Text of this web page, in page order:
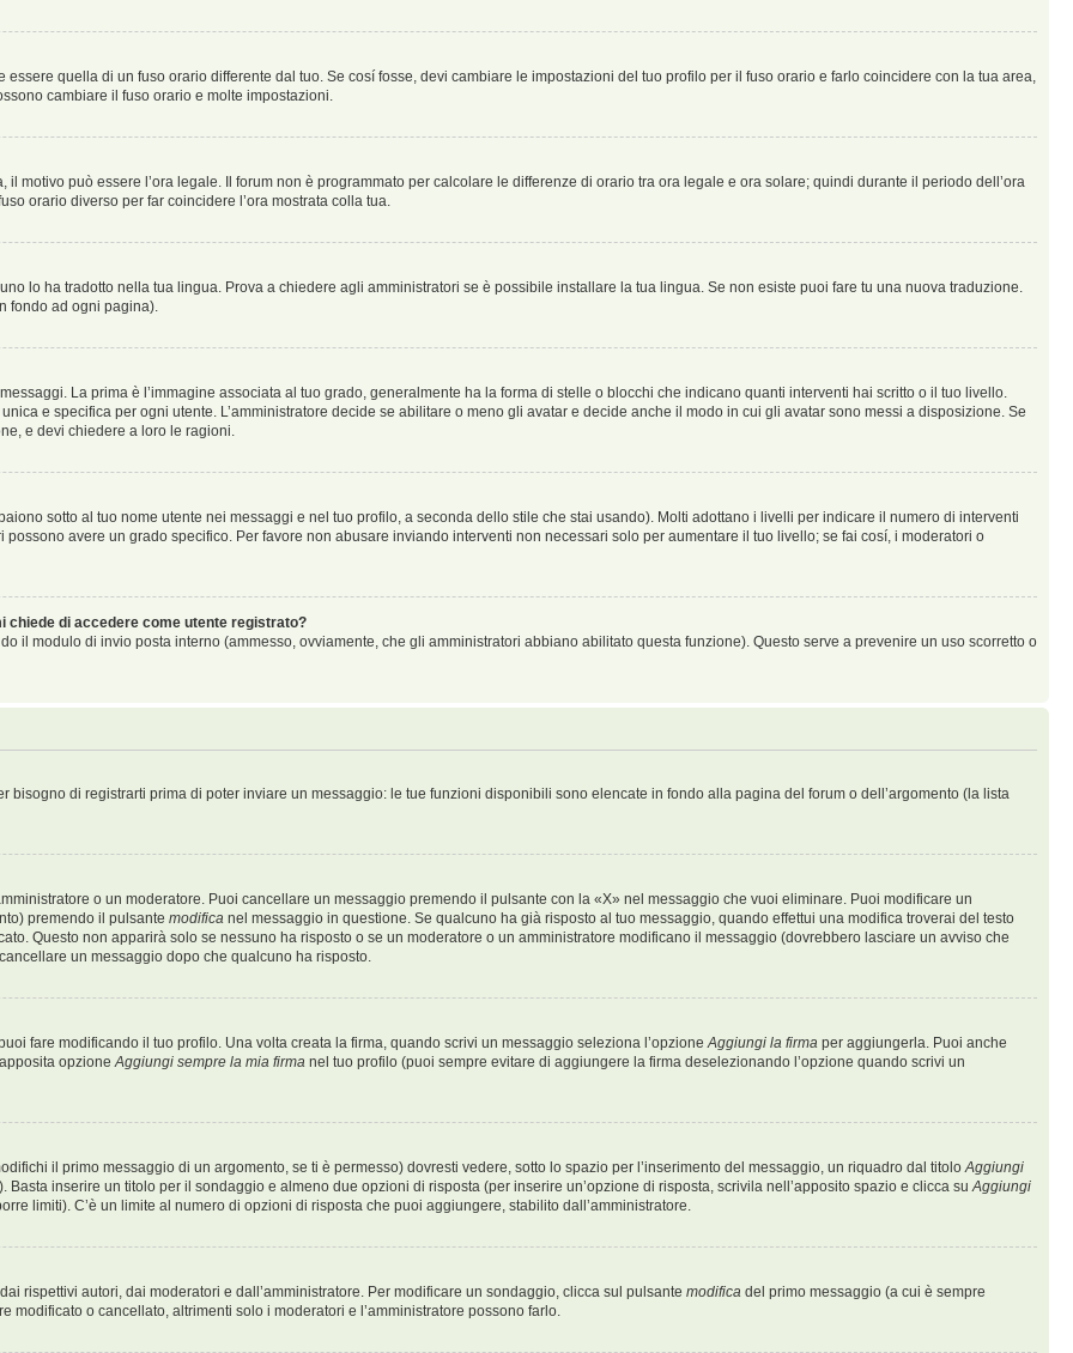
quella di un fuso orario differente dal tuo. Se cosí fosse, devi cambiare le impostazioni del tuo profilo per il fuso orario e farlo coincidere con la tua area,
cambiare il fuso orario e molte impostazioni.
motivo può essere l’ora legale. Il forum non è programmato per calcolare le differenze di orario tra ora legale e ora solare; quindi durante il periodo dell’ora
orario diverso per far coincidere l’ora mostrata colla tua.
lo ha tradotto nella tua lingua. Prova a chiedere agli amministratori se è possibile installare la tua lingua. Se non esiste puoi fare tu una nuova traduzione.
fondo ad ogni pagina).
La prima è l’immagine associata al tuo grado, generalmente ha la forma di stelle o blocchi che indicano quanti interventi hai scritto o il tuo livello.
e specifica per ogni utente. L’amministratore decide se abilitare o meno gli avatar e decide anche il modo in cui gli avatar sono messi a disposizione. Se
e devi chiedere a loro le ragioni.
sotto al tuo nome utente nei messaggi e nel tuo profilo, a seconda dello stile che stai usando). Molti adottano i livelli per indicare il numero di interventi
avere un grado specifico. Per favore non abusare inviando interventi non necessari solo per aumentare il tuo livello; se fai cosí, i moderatori o
chiede di accedere come utente registrato?
il modulo di invio posta interno (ammesso, ovviamente, che gli amministratori abbiano abilitato questa funzione). Questo serve a prevenire un uso scorretto o
di registrarti prima di poter inviare un messaggio: le tue funzioni disponibili sono elencate in fondo alla pagina del forum o dell’argomento (la lista
o un moderatore. Puoi cancellare un messaggio premendo il pulsante con la «X» nel messaggio che vuoi eliminare. Puoi modificare un
premendo il pulsante modifica nel messaggio in questione. Se qualcuno ha già risposto al tuo messaggio, quando effettui una modifica troverai del testo
Questo non apparirà solo se nessuno ha risposto o se un moderatore o un amministratore modificano il messaggio (dovrebbero lasciare un avviso che
un messaggio dopo che qualcuno ha risposto.
fare modificando il tuo profilo. Una volta creata la firma, quando scrivi un messaggio seleziona l’opzione Aggiungi la firma per aggiungerla. Puoi anche
opzione Aggiungi sempre la mia firma nel tuo profilo (puoi sempre evitare di aggiungere la firma deselezionando l’opzione quando scrivi un
il primo messaggio di un argomento, se ti è permesso) dovresti vedere, sotto lo spazio per l’inserimento del messaggio, un riquadro dal titolo Aggiungi
inserire un titolo per il sondaggio e almeno due opzioni di risposta (per inserire un’opzione di risposta, scrivila nell’apposito spazio e clicca su Aggiungi
limiti). C’è un limite al numero di opzioni di risposta che puoi aggiungere, stabilito dall’amministratore.
rispettivi autori, dai moderatori e dall’amministratore. Per modificare un sondaggio, clicca sul pulsante modifica del primo messaggio (a cui è sempre
o cancellato, altrimenti solo i moderatori e l’amministratore possono farlo.